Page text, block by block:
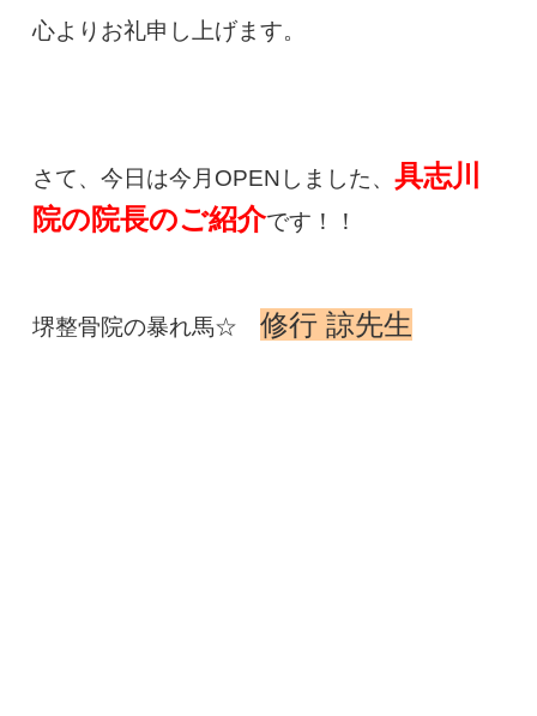
心よりお礼申し上げます。
さて、今日は今月OPENしました、 具志川
院の院長のご紹介です！！
堺整骨院の暴れ馬☆ 修行 諒先生